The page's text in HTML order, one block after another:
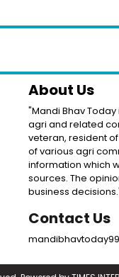
About Us
"Mandi Bhav
agri and related
veteran, resident
of various agri
information which
sources. The
business
Contact Us